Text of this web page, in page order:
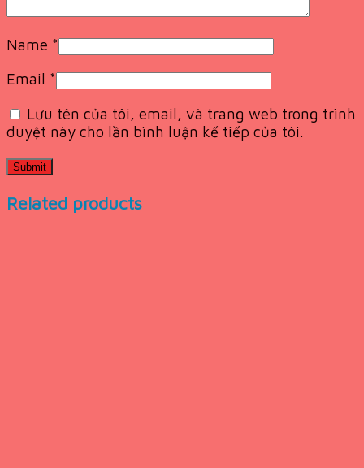
Name *
Email *
Lưu tên của tôi, email, và trang web trong trình
duyệt này cho lần bình luận kế tiếp của tôi.
Related products